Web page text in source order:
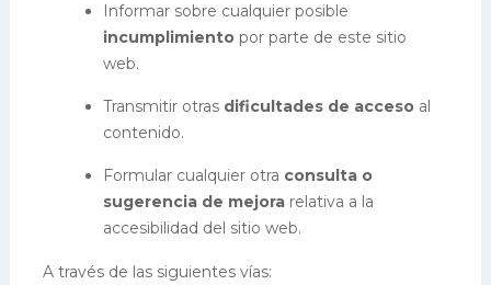
Informar sobre cualquier posible
incumplimientopor parte de este sitio
web.
Transmitir otras dificultades de accesoal
contenido.
Formular cualquier otra consulta o
sugerencia de mejorarelativa a la
accesibilidad del sitio web.
A través de las siguientes vías: